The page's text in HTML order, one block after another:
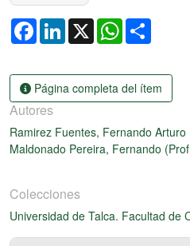
FacebookLinkedIn
X WhatsApp
Página completa del ítem
Autores
Ramirez Fuentes, Fernando Arturo
Maldonado Pereira, Fernando
Colecciones
Universidad de Talca. Facultad de